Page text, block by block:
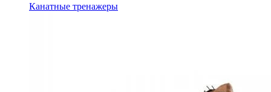
Канатные тренажеры